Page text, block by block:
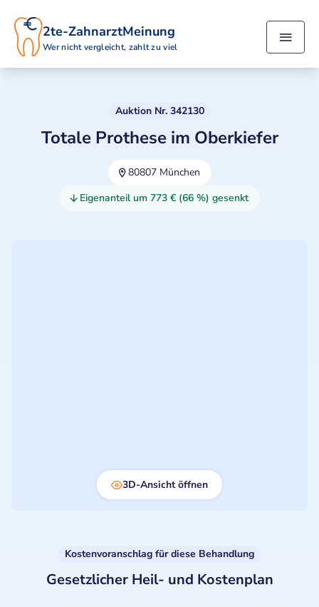
2te-ZahnarztMeinung
Wer nicht vergleicht, zahlt zu viel
Auktion Nr. 342130
Totale Prothese im Oberkiefer
80807 München
Eigenanteil um 773 € (66 %) gesenkt
3D-Ansicht öffnen
Kostenvoranschlag für diese Behandlung
Gesetzlicher Heil- und Kostenplan